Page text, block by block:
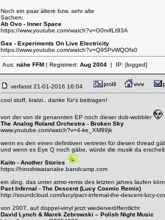
Noch ein paar ältere bzw. sehr alte
Sachen:
Ab Ovo - Inner Space
https://www.youtube.com/watch?v=G0rvifLt93A
Gas - Experiments On Live Electricity
https://www.youtube.com/watch?v=Q95PvWQOfs0
Aus: nähe FFM | Registriert: Aug 2004 | IP: [logged]
verfasst 21-01-2016 16:04
cool stuff, kratzi.. danke für's beitragen!
von der von dir genannten EP noch dieser dub-wobbler
The Analog Roland Orchestra - Broken Sky
www.youtube.com/watch?v=4-ke_XM99jk
wenn es den einen definitiven vertreter für diesen thread
und wenn es Eye Q noch gäbe, würde die musik da
Kaito - Another Stories
https://hiroshiwatanabe.bandcamp.com
ein ding, das unter atmo-remix des letzten jahres laufen
Pact Infernal - The Descent (Lucy Cosmic Remix)
http://soundcloud.com/lucy/pact-infernal-the-descent-lucy-
von 2007, auf doppel-vinyl jetzt wiederveröffentlicht
David Lynch & Marek Zebrowski – Polish Night Music